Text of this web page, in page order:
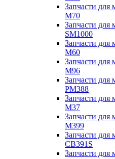
Запчасти для
M70
Запчасти для
SM1000
Запчасти для
M60
Запчасти для
M96
Запчасти для
PM388
Запчасти для
M37
Запчасти для
M399
Запчасти для
CB391S
Запчасти для